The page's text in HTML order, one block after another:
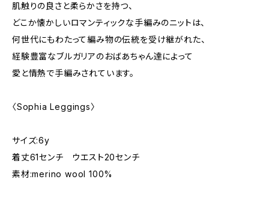
肌触りの良さと柔らかさを持つ、
どこか懐かしいロマンティックな手編みのニットは、
何世代にもわたって編み物の伝統を受け継がれた、
経験豊富なブルガリアのおばあちゃん達によって
愛と情熱で手編みされています。
〈Sophia Leggings〉
サイズ:6y
着丈61センチ ウエスト20センチ
素材:merino wool 100%